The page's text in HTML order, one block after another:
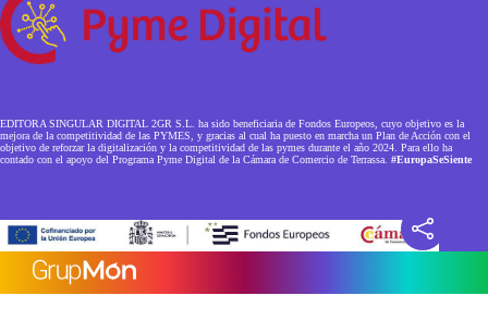
EDITORA SINGULAR DIGITAL 2GR S.L. ha sido beneficiaria de Fondos Europeos, cuyo objetivo es la
mejora de la competitividad de las PYMES, y gracias al cual ha puesto en marcha un Plan de Acción con el
objetivo de reforzar la digitalización y la competitividad de las pymes durante el año 2024. Para ello ha
contado con el apoyo del Programa Pyme Digital de la Cámara de Comercio de Terrassa. #EuropaSeSiente